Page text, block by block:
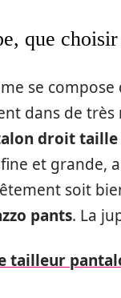
que choisir
se compose
dans de
droit taille
fine et grande,
soit
pants. La
tailleur